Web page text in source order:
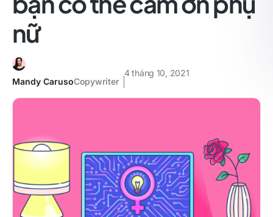
nữ
Mandy CarusoCopywriter
4 tháng 10, 2021